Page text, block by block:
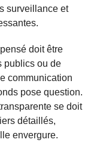
surveillance et
doit être
publics ou de
communication
pose question.
se doit
détaillés,
envergure.